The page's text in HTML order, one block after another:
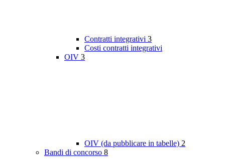
Contratti integrativi 3
Costi contratti integrativi
OIV 3
OIV (da pubblicare in tabelle) 2
Bandi di concorso 8